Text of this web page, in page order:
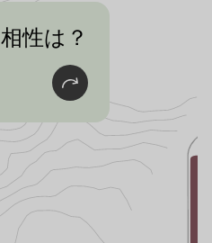
性は？
な風味がグリルし
てるので、魚をグリ
組み合わせがおすす
ようなピノ・ノワー
サンローランは、こ
ぴったりだ。